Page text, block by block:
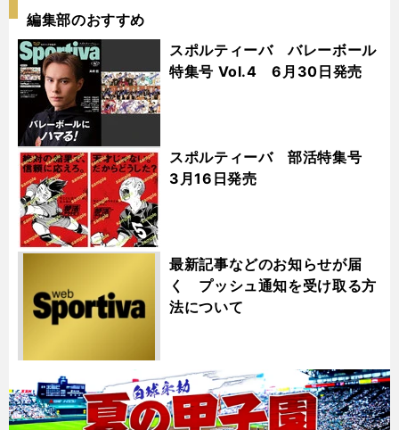
編集部のおすすめ
スポルティーバ バレーボール
特集号 Vol.4 6月30日発売
スポルティーバ 部活特集号
3月16日発売
最新記事などのお知らせが届
く プッシュ通知を受け取る方
法について